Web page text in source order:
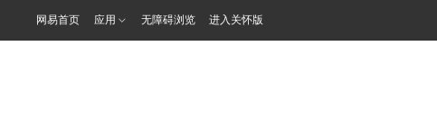
网易首页 应用 无障碍浏览 进入关怀版